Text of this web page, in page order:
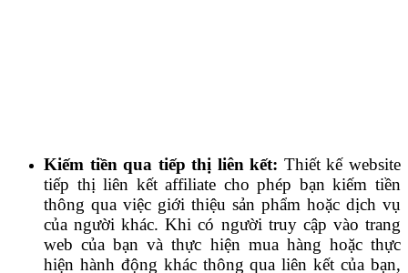
Kiếm tiền qua tiếp thị liên kết: Thiết kế website
tiếp thị liên kết affiliate cho phép bạn kiếm tiền
thông qua việc giới thiệu sản phẩm hoặc dịch vụ
của người khác. Khi có người truy cập vào trang
web của bạn và thực hiện mua hàng hoặc thực
hiện hành động khác thông qua liên kết của bạn,